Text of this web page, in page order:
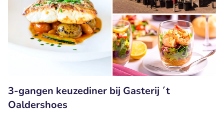
3-gangen keuzediner bij Gasterij ´t
Oaldershoes